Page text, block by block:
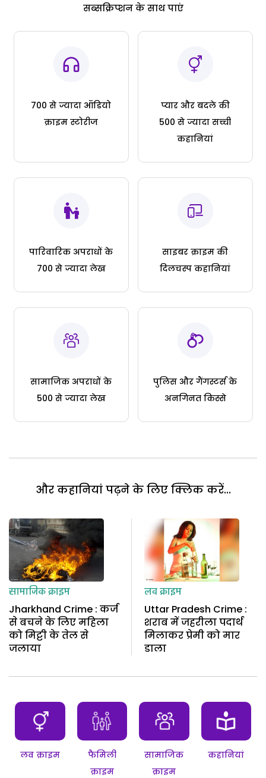
सब्सक्रिप्शन के साथ पाएं
700 से ज्यादा ऑडियो
क्राइम स्टोरीज
प्यार और बदले की
500 से ज्यादा सच्ची
कहानियां
पारिवारिक अपराधों के
700 से ज्यादा लेख
साइबर क्राइम की
दिलचस्प कहानियां
सामाजिक अपराधों के
500 से ज्यादा लेख
पुलिस और गैंगस्टर्स के
अनगिनत किस्से
और कहानियां पढ़ने के लिए क्लिक करें...
सामाजिक क्राइम
Jharkhand Crime : कर्ज
से बचने के लिए महिला
को मिट्टी के तेल से
जलाया
लव क्राइम
Uttar Pradesh Crime :
शराब में जहरीला पदार्थ
मिलाकर प्रेमी को मार
डाला
लव क्राइम
फैमिली
क्राइम
सामाजिक
क्राइम
कहानियां